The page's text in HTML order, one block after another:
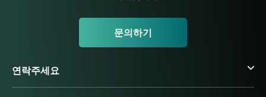
문의하기
연락주세요